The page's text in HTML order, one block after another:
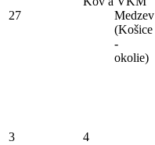
27
Medzev
(Košice
-
okolie)
3 4